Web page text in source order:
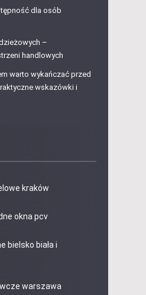
dla osób
–
handlowych
warto wykańczać przed
wskazówki i
kraków
okna pcv
bielsko biała i
warszawa